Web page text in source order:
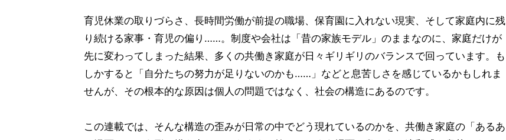
育児休業の取りづらさ、長時間労働が前提の職場、保育園に入れない現実、そして家庭内に残
り続ける家事・育児の偏り……。制度や会社は「昔の家族モデル」のままなのに、家庭だけが
先に変わってしまった結果、多くの共働き家庭が日々ギリギリのバランスで回っています。も
しかすると「自分たちの努力が足りないのかも……」などと息苦しさを感じているかもしれま
せんが、その根本的な原因は個人の問題ではなく、社会の構造にあるのです。
この連載では、そんな構造の歪みが日常の中でどう現れているのかを、共働き家庭の「あるあ